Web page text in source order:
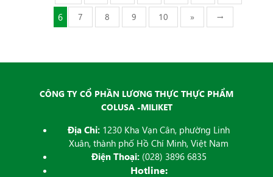
6 7 8 9 10 » →
CÔNG TY CỔ PHẦN LƯƠNG THỰC THỰC PHẨM
COLUSA -MILIKET
Địa Chỉ: 1230 Kha Vạn Cân, phường Linh
Xuân, thành phố Hồ Chí Minh, Việt Nam
Điện Thoại:(028) 3896 6835
Hotline: